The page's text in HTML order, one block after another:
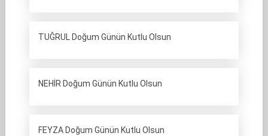
TUĞRUL Doğum Günün Kutlu Olsun
NEHİR Doğum Günün Kutlu Olsun
FEYZA Doğum Günün Kutlu Olsun